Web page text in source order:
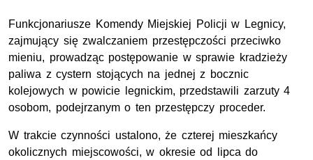
Funkcjonariusze Komendy Miejskiej Policji w Legnicy,
zajmujący się zwalczaniem przestępczości przeciwko
mieniu, prowadząc postępowanie w sprawie kradzieży
paliwa z cystern stojących na jednej z bocznic
kolejowych w powicie legnickim, przedstawili zarzuty 4
osobom, podejrzanym o ten przestępczy proceder.
W trakcie czynności ustalono, że czterej mieszkańcy
okolicznych miejscowości, w okresie od lipca do